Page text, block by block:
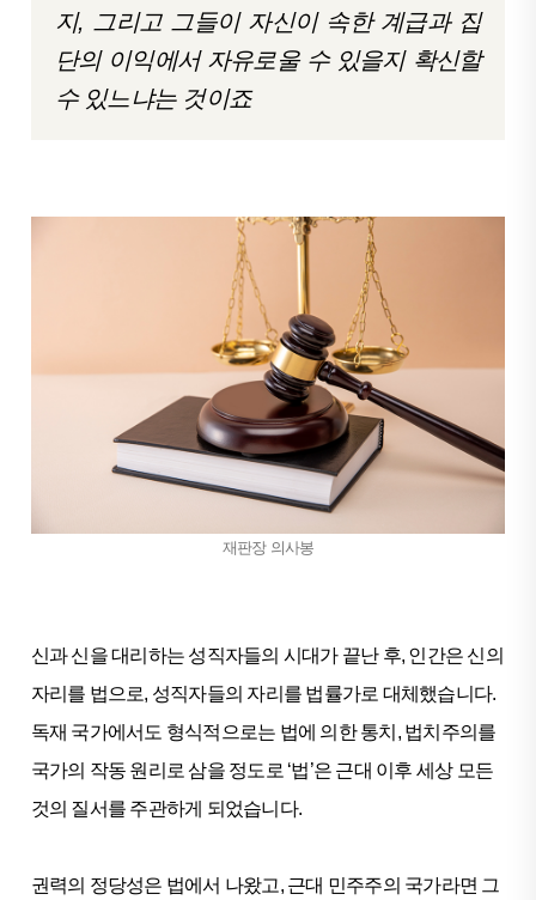
지, 그리고 그들이 자신이 속한 계급과 집
단의 이익에서 자유로울 수 있을지 확신할
수 있느냐는 것이죠
재판장 의사봉
신과 신을 대리하는 성직자들의 시대가 끝난 후, 인간은 신의
자리를 법으로, 성직자들의 자리를 법률가로 대체했습니다.
독재 국가에서도 형식적으로는 법에 의한 통치, 법치주의를
국가의 작동 원리로 삼을 정도로 ‘법’은 근대 이후 세상 모든
것의 질서를 주관하게 되었습니다.
권력의 정당성은 법에서 나왔고, 근대 민주주의 국가라면 그